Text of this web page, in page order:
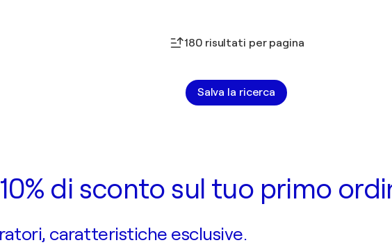
180 risultati per pagina
Salva la ricerca
di sconto sul tuo primo
caratteristiche esclusive.